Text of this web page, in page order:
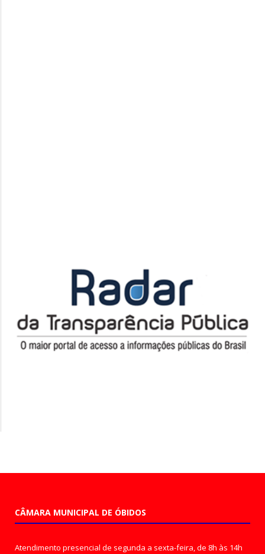
CÂMARA MUNICIPAL DE ÓBIDOS
Atendimento presencial de segunda a sexta-feira, de 8h às 14h